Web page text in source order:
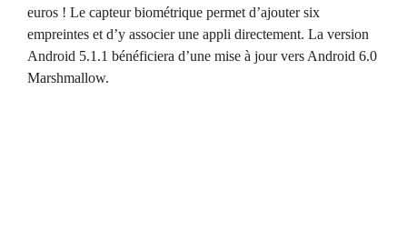
euros ! Le capteur biométrique permet d’ajouter six
empreintes et d’y associer une appli directement. La version
Android 5.1.1 bénéficiera d’une mise à jour vers Android 6.0
Marshmallow.